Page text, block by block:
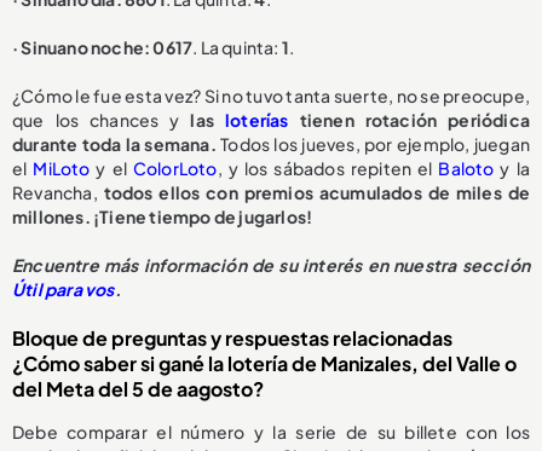
· Sinuano noche: 0617. La quinta: 1.
¿Cómo le fue esta vez? Si no tuvo tanta suerte, no se preocupe,
que los chances ylasloterías tienen rotación periódica
durante toda la semana. Todos los jueves, por ejemplo, juegan
el MiLoto y el ColorLoto, y los sábados repiten el Baloto y la
Revancha, todos ellos con premios acumulados de miles de
millones. ¡Tiene tiempo de jugarlos!
Encuentre más información de su interés en nuestra sección
Útil para vos.
Bloque de preguntas y respuestas relacionadas
¿Cómo saber si gané la lotería de Manizales, del Valle o
del Meta del 5 de aagosto?
Debe comparar el número y la serie de su billete con los